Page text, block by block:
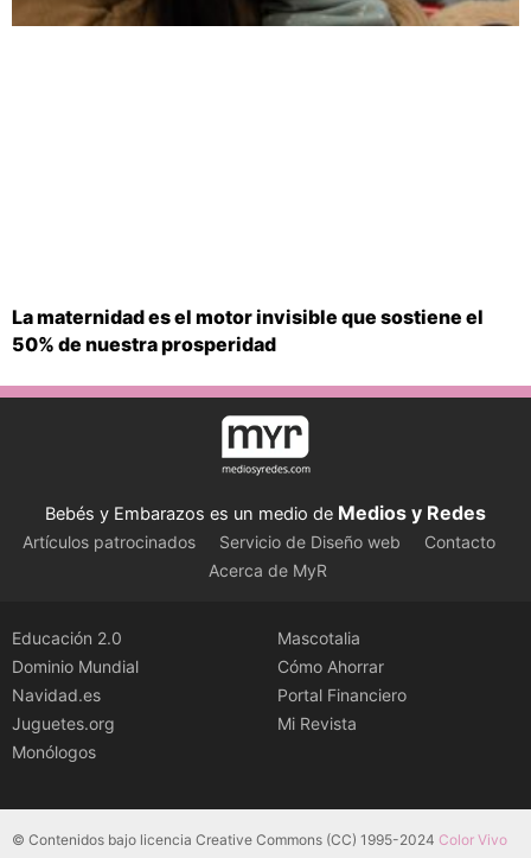
La maternidad es el motor invisible que sostiene el
50% de nuestra prosperidad
Bebés y Embarazos es un medio de Medios y Redes
Artículos patrocinados Servicio de Diseño web
Contacto
Acerca de MyR
Educación 2.0
Dominio Mundial
Navidad.es
Juguetes.org
Monólogos
Mascotalia
Cómo Ahorrar
Portal Financiero
Mi Revista
© Contenidos bajo licencia Creative Commons (CC) 1995-2024 Color Vivo